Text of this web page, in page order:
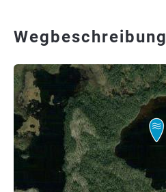
Wegbeschreibung